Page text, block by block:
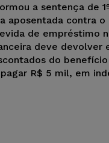
a sentença de
aposentada contra
de empréstimo
deve devolver
do
R$ 5 mil, em